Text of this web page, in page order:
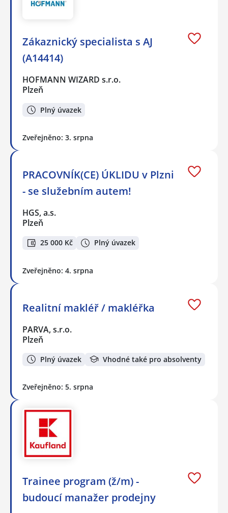
Zákaznický specialista s AJ
(A14414)
HOFMANN WIZARD s.r.o.
Plzeň
Plný úvazek
Zveřejněno: 3. srpna
PRACOVNÍK(CE) ÚKLIDU v Plzni
- se služebním autem!
HGS, a.s.
Plzeň
25 000 Kč Plný úvazek
Zveřejněno: 4. srpna
Realitní makléř / makléřka
PARVA, s.r.o.
Plzeň
Plný úvazek Vhodné také pro absolventy
Zveřejněno: 5. srpna
Trainee program (ž/m) -
budoucí manažer prodejny